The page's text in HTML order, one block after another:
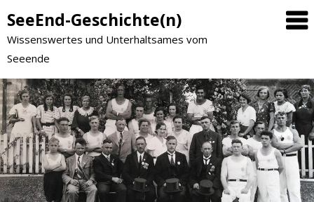
SeeEnd-Geschichte(n)
Wissenswertes und Unterhaltsames vom
Seeende